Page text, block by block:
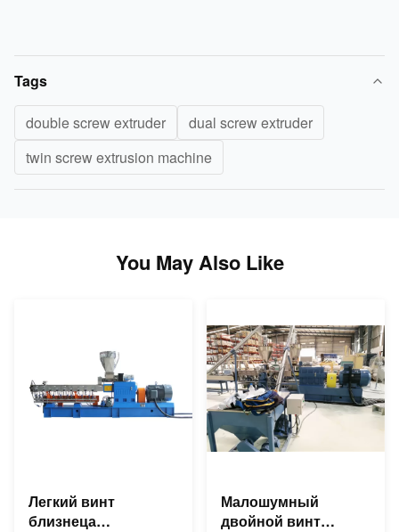
Tags
double screw extruder
dual screw extruder
twin screw extrusion machine
You May Also Like
Легкий винт
близнеца
Малошумный
двойной винт